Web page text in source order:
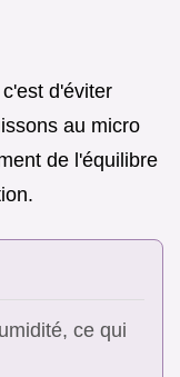
d'éviter
au micro
de l'équilibre
ce qui